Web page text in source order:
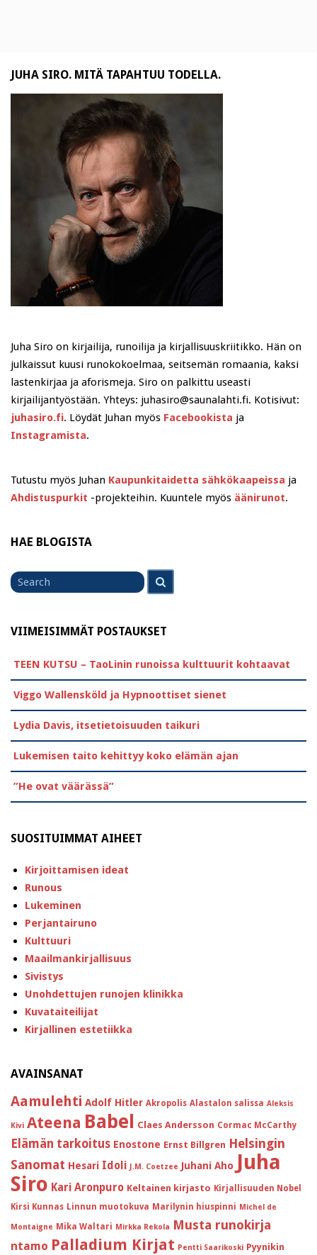
JUHA SIRO. MITÄ TAPAHTUU TODELLA.
Juha Siro on kirjailija, runoilija ja kirjallisuuskriitikko. Hän on
julkaissut kuusi runokokoelmaa, seitsemän romaania, kaksi
lastenkirjaa ja aforismeja. Siro on palkittu useasti
kirjailijantyöstään. Yhteys: juhasiro@saunalahti.fi. Kotisivut:
juhasiro.fi. Löydät Juhan myös Facebookista ja
Instagramista.
Tutustu myös Juhan Kaupunkitaidetta sähkökaapeissa ja
Ahdistuspurkit -projekteihin. Kuuntele myös äänirunot.
HAE BLOGISTA
Search
for
VIIMEISIMMÄT POSTAUKSET
TEEN KUTSU – TaoLinin runoissa kulttuurit kohtaavat
Viggo Wallensköld ja Hypnoottiset sienet
Lydia Davis, itsetietoisuuden taikuri
Lukemisen taito kehittyy koko elämän ajan
”He ovat väärässä”
SUOSITUIMMAT AIHEET
Kirjoittamisen ideat
Runous
Lukeminen
Perjantairuno
Kulttuuri
Maailmankirjallisuus
Sivistys
Unohdettujen runojen klinikka
Kuvataiteilijat
Kirjallinen estetiikka
AVAINSANAT
Aamulehti Adolf Hitler Akropolis Alastalon salissa Aleksis
Kivi Ateena Babel Claes Andersson Cormac McCarthy
Elämän tarkoitus Enostone Ernst Billgren Helsingin
Sanomat Hesari Idoli J.M. Coetzee Juhani Aho Juha
Siro Kari Aronpuro Keltainen kirjasto Kirjallisuuden Nobel
Kirsi Kunnas Linnun muotokuva Marilynin hiuspinni Michel de
Montaigne Mika Waltari Mirkka Rekola Musta runokirja
ntamo Palladium Kirjat Pentti Saarikoski Pyynikin